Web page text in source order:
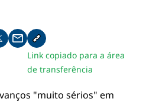
pelo whatsapp
no facebook
no twitter
Compartilhe pelo email
Copiar link da notícia
Link copiado para a área
de transferência
"muito sérios" em